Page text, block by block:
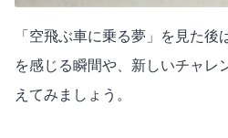
「空飛ぶ車に乗る夢」を見た
を感じる瞬間や、新しいチャレ
えてみましょう。